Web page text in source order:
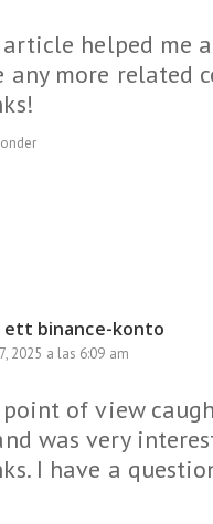
article helped me
any more related
ett binance-konto
2025 a las 6:09 am
point of view
was very
I have a